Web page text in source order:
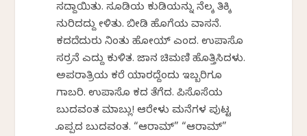
ಸದ್ದಾಯಿತು. ಸೂಡಿಯ ಕುಡಿಯನ್ನು ನೆಲಕ್ಕೆ ತಿಕ್ಕಿ
ನುರಿದದ್ದು ಕೇಳಿತು. ಬೀಡಿ ಹೊಗೆಯ ವಾಸನೆ.
ಕದದೆದುರು ನಿಂತು ಹೋಯ್ ಎಂದ. ಉಪಾಸೊ
ಸರ‍್ರನೆ ಎದ್ದು ಕುಳಿತ. ಜಾನಕೆ ಚಿಮಣಿ ಹೊತ್ತಿಸಿದಳು.
ಅಪರಾತ್ರಿಯ ಕರೆ ಯಾರದ್ದೆಂದು ಇಬ್ಬರಿಗೂ
ಗಾಬರಿ. ಉಪಾಸೊ ಕದ ತೆಗೆದ. ಪಿಸೊಸೆಯ
ಬುದವಂತ ಮಾಬ್ಲು! ಆರೇಳು ಮನೆಗಳ ಪುಟ್ಟ
ಕೊಪ್ಪದ ಬುದವಂತ. “ಆರಾಮ್” “ಆರಾಮ್”